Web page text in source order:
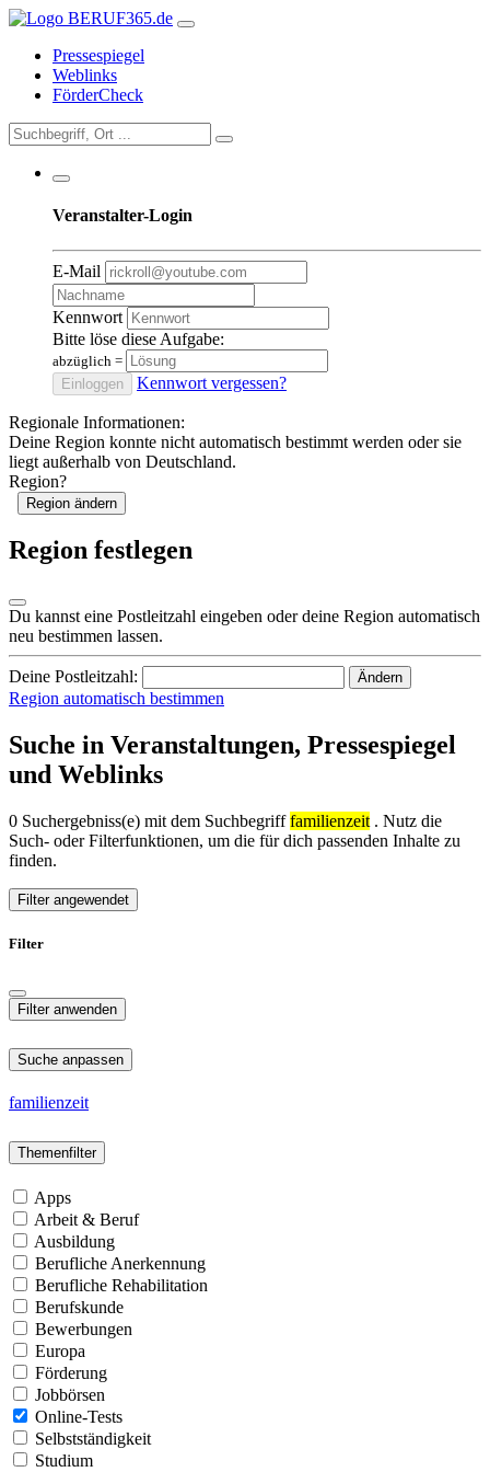
Pressespiegel
Weblinks
FörderCheck
Veranstalter-Login
E-Mail
Kennwort
Bitte löse diese Aufgabe:
abzüglich =
Einloggen
Kennwort vergessen?
Regionale Informationen:
Deine Region konnte nicht automatisch bestimmt werden oder sie
liegt außerhalb von Deutschland.
Region?
Region ändern
Region festlegen
Du kannst eine Postleitzahl eingeben oder deine Region automatisch
neu bestimmen lassen.
Deine Postleitzahl: Ändern
Region automatisch bestimmen
Suche in Veranstaltungen, Pressespiegel
und Weblinks
0 Suchergebniss(e) mit dem Suchbegrifffamilienzeit . Nutz die
Such- oder Filterfunktionen, um die für dich passenden Inhalte zu
finden.
Filter angewendet
Filter
Suche anpassen
familienzeit
Themenfilter
Apps
Arbeit & Beruf
Ausbildung
Berufliche Anerkennung
Berufliche Rehabilitation
Berufskunde
Bewerbungen
Europa
Förderung
Jobbörsen
Online-Tests
Selbstständigkeit
Studium